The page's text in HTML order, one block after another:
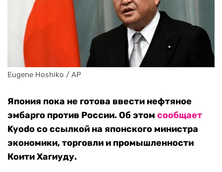
Eugene Hoshiko / AP
Япония пока не готова ввести нефтяное
эмбарго против России. Об этом сообщает
Kyodo со ссылкой на японского министра
экономики, торговли и промышленности
Коити Хагиуду.